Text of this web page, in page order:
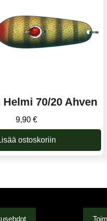
Helmi 70/20 Ahven
9,90 €
ostoskoriin